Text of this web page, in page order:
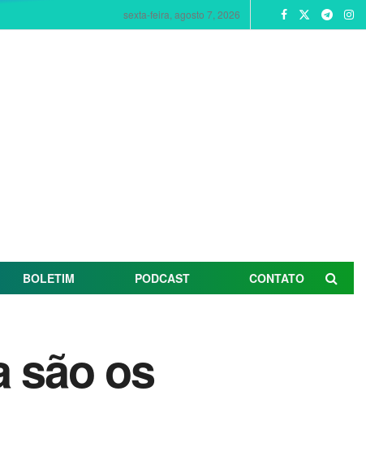
sexta-feira, agosto 7, 2026
BOLETIM PODCAST CONTATO
são os